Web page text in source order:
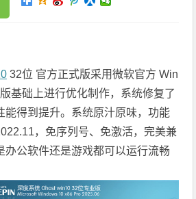
32位 官方正式版采用微软官方 Win
基础上进行优化制作，系统修复了
能得到提升。系统原汁原味，功能
，免序列号、免激活，完美兼
办公软件还是游戏都可以运行流畅